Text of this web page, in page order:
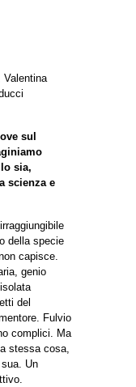
Valentina
sul
sia,
scienza e
della specie
capisce.
genio
del
Fulvio
complici. Ma
stessa cosa,
Un